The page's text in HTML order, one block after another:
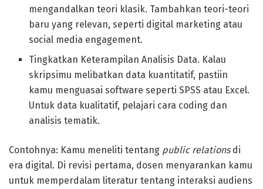
mengandalkan teori klasik. Tambahkan teori-teori
baru yang relevan, seperti digital marketing atau
social media engagement.
Tingkatkan Keterampilan Analisis Data. Kalau
skripsimu melibatkan data kuantitatif, pastiin
kamu menguasai software seperti SPSS atau Excel.
Untuk data kualitatif, pelajari cara coding dan
analisis tematik.
Contohnya: Kamu meneliti tentang public relationsdi
era digital. Di revisi pertama, dosen menyarankan kamu
untuk memperdalam literatur tentang interaksi audiens